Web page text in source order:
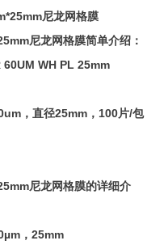
尼龙网格膜简单介绍：
60UM WH PL 25mm
，直径25mm，100片/包
尼龙网格膜的详细介
，25mm